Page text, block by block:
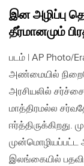
இன அழிப்பு
தீர்மானமும்
படம் | AP Photo/
அண்மையில்
அரசியலில்
மாத்திரமல்ல
முன்மொழியப்பட்ட
இலங்கையில்